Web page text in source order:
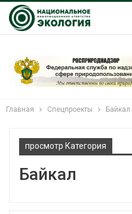
Главная Спецпроекты Байкал
просмотр Категория
Байкал